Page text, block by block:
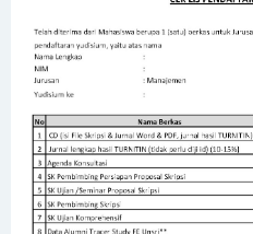
Edaran Kegiatan Akademik
PENGUMUMAN WISUDA
SK Rektor tentang